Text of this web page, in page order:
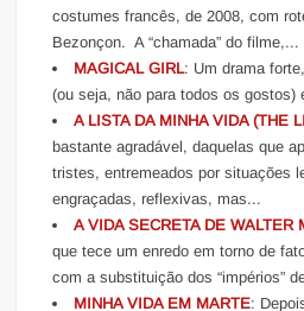
costumes francês, de 2008, com
Bezonçon. A “chamada” do filme,...
MAGICAL GIRL: Um drama
(ou seja, não para todos os gostos)
A LISTA DA MINHA VIDA (THE
bastante agradável, daquelas que
tristes, entremeados por situações
engraçadas, reflexivas, mas...
A VIDA SECRETA DE WALTER
que tece um enredo em torno de
com a substituição dos “impérios”
MINHA VIDA EM MARTE: